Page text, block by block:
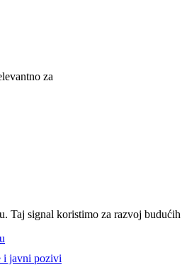
za
Taj signal koristimo za razvoj
i javni pozivi